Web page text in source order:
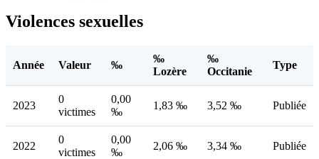
Violences sexuelles
Année Valeur ‰
‰
Lozère
‰
Occitanie
Type
2023
0
victimes
0,00
‰
1,83 ‰ 3,52 ‰ Publiée
2022
0
victimes
0,00
‰
2,06 ‰ 3,34 ‰ Publiée